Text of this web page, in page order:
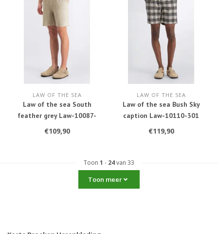
LAW OF THE SEA
Law of the sea South
feather grey Law-10087-
€109,90
LAW OF THE SEA
Law of the sea Bush Sky
caption Law-10110-301
€119,90
Toon 1 - 24van 33
Toon meer